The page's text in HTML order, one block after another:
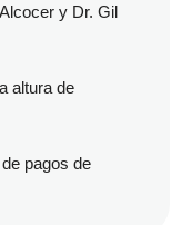
y Dr. Gil
altura de
pagos de